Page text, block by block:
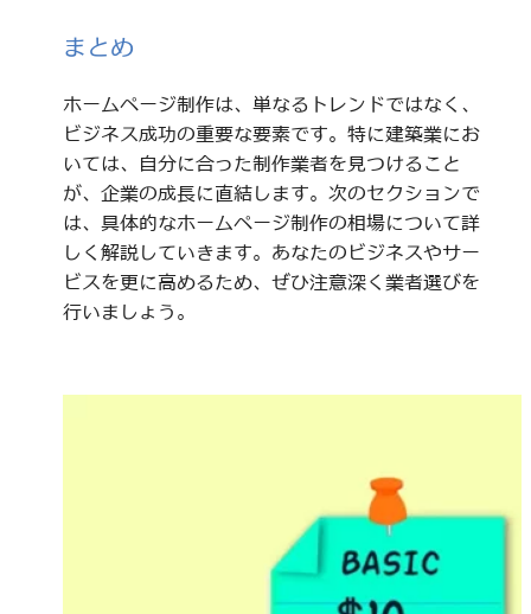
まとめ
ホームページ制作は、単なるトレンドではなく、
ビジネス成功の重要な要素です。特に建築業にお
いては、自分に合った制作業者を見つけること
が、企業の成長に直結します。次のセクションで
は、具体的なホームページ制作の相場について詳
しく解説していきます。あなたのビジネスやサー
ビスを更に高めるため、ぜひ注意深く業者選びを
行いましょう。